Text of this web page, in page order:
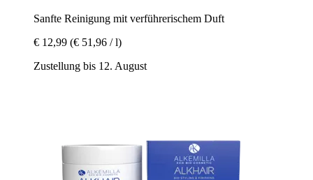
Sanfte Reinigung mit verführerischem Duft
€ 12,99 (€ 51,96 / l)
Zustellung bis 12. August